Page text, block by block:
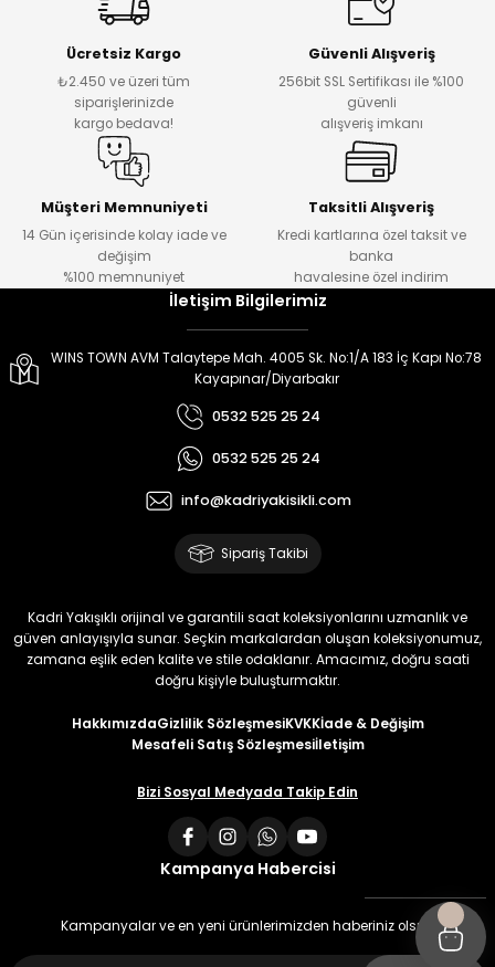
Ücretsiz Kargo
₺2.450 ve üzeri tüm
siparişlerinizde
kargo bedava!
Güvenli Alışveriş
256bit SSL Sertifikası ile %100
güvenli
alışveriş imkanı
Müşteri Memnuniyeti
14 Gün içerisinde kolay iade ve
değişim
%100 memnuniyet
Taksitli Alışveriş
Kredi kartlarına özel taksit ve
banka
havalesine özel indirim
İletişim Bilgilerimiz
WINS TOWN AVM Talaytepe Mah. 4005 Sk. No:1/A 183 İç Kapı No:78
Kayapınar/Diyarbakır
0532 525 25 24
0532 525 25 24
info@kadriyakisikli.com
Sipariş Takibi
Kadri Yakışıklı orijinal ve garantili saat koleksiyonlarını uzmanlık ve
güven anlayışıyla sunar. Seçkin markalardan oluşan koleksiyonumuz,
zamana eşlik eden kalite ve stile odaklanır. Amacımız, doğru saati
doğru kişiyle buluşturmaktır.
HakkımızdaGizlilik SözleşmesiKVKKİade & Değişim
Mesafeli Satış Sözleşmesiİletişim
Bizi Sosyal Medyada Takip Edin
Kampanya Habercisi
Kampanyalar ve en yeni ürünlerimizden haberiniz olsun